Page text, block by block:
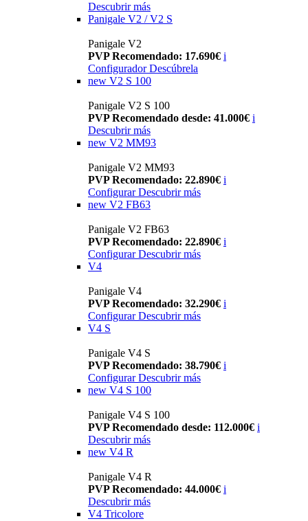
Descubrir más
Panigale V2 / V2 S
Panigale V2
PVP Recomendado: 17.690€ i
Configurador Descúbrela
new V2 S 100
Panigale V2 S 100
PVP Recomendado desde: 41.000€ i
Descubrir más
new V2 MM93
Panigale V2 MM93
PVP Recomendado: 22.890€ i
Configurar Descubrir más
new V2 FB63
Panigale V2 FB63
PVP Recomendado: 22.890€ i
Configurar Descubrir más
V4
Panigale V4
PVP Recomendado: 32.290€ i
Configurar Descubrir más
V4 S
Panigale V4 S
PVP Recomendado: 38.790€ i
Configurar Descubrir más
new V4 S 100
Panigale V4 S 100
PVP Recomendado desde: 112.000€ i
Descubrir más
new V4 R
Panigale V4 R
PVP Recomendado: 44.000€ i
Descubrir más
V4 Tricolore